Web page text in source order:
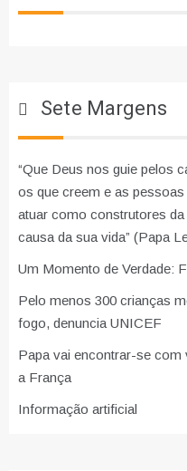
Sete Margens
“Que Deus nos guie pelos
os que creem e as
atuar como construtores
causa da sua vida” (Papa
Um Momento de Verdade:
Pelo menos 300 crianças
fogo, denuncia UNICEF
Papa vai encontrar-se
a França
Informação artificial